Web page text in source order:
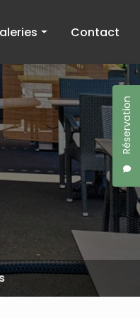
Réservation
Contact